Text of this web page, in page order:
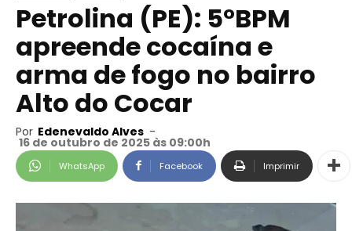
Petrolina (PE): 5°BPM
apreende cocaína e
arma de fogo no bairro
Alto do Cocar
Por Edenevaldo Alves -
16 de outubro de 2025 às 09:00h
WhatsApp Facebook Imprimir